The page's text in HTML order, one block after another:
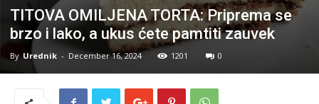
TITOVA OMILJENA TORTA: Priprema se
brzo i lako, a ukus ćete pamtiti zauvek
By Urednik - December 16, 2024 1201 0